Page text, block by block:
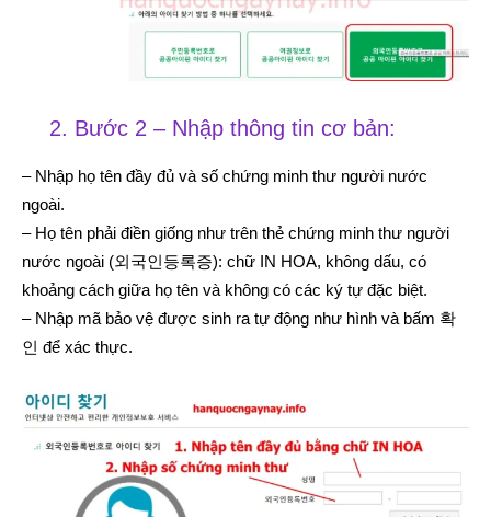
2. Bước 2 – Nhập thông tin cơ bản:
– Nhập họ tên đầy đủ và số chứng minh thư người nước
ngoài.
– Họ tên phải điền giống như trên thẻ chứng minh thư người
nước ngoài (외국인등록증): chữ IN HOA, không dấu, có
khoảng cách giữa họ tên và không có các ký tự đặc biệt.
– Nhập mã bảo vệ được sinh ra tự động như hình và bấm 확
인 để xác thực.